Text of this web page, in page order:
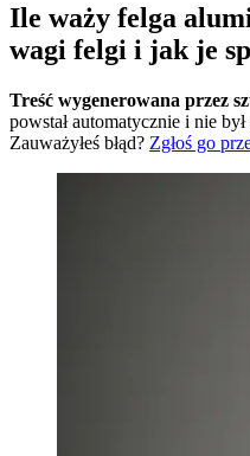
Ile waży felga
wagi felgi i jak je
Treść wygenerowana przez
powstał automatycznie i nie
Zauważyłeś błąd? Zgłoś go